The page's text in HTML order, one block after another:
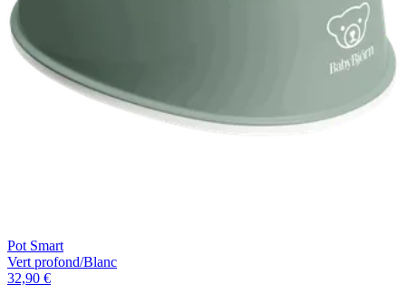
Pot Smart
Vert profond/Blanc
32,90 €